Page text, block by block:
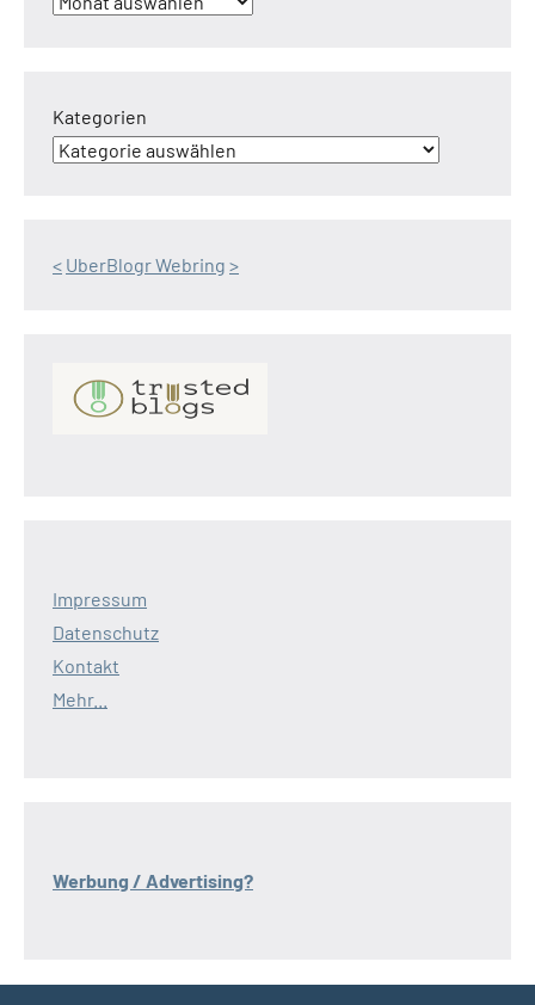
Kategorien
< UberBlogr Webring >
Impressum
Datenschutz
Kontakt
Mehr...
Werbung / Advertising?